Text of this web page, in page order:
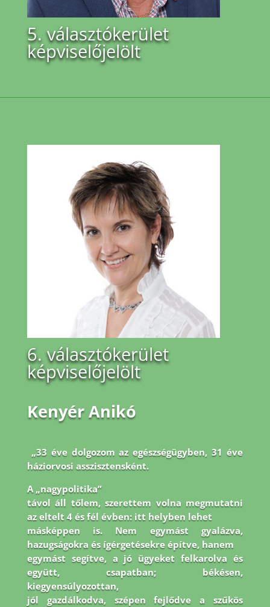
5. választókerület
képviselőjelölt
6. választókerület
képviselőjelölt
Kenyér Anikó
„33 éve dolgozom az egészségügyben, 31 éve
háziorvosi asszisztensként.
A „nagypolitika”
távol áll tőlem, szerettem volna megmutatni
az eltelt 4 és fél évben: itt helyben lehet
másképpen is. Nem egymást gyalázva,
hazugságokra és ígérgetésekre építve, hanem
egymást segítve, a jó ügyeket felkarolva és
együtt, csapatban; békésen,
kiegyensúlyozottan,
jól gazdálkodva, szépen fejlődve a szűkös